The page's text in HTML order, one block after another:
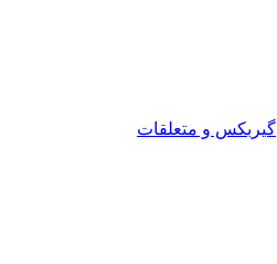
گیربکس و متعلقات